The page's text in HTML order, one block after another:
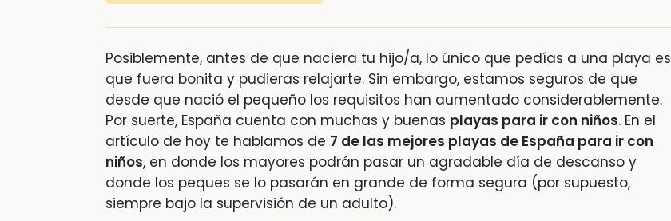
Posiblemente, antes de que naciera tu hijo/a, lo único que pedías a una playa es
que fuera bonita y pudieras relajarte. Sin embargo, estamos seguros de que
desde que nació el pequeño los requisitos han aumentado considerablemente.
Por suerte, España cuenta con muchas y buenas playas para ir con niños. En el
artículo de hoy te hablamos de 7 de las mejores playas de España para ir con
niños, en donde los mayores podrán pasar un agradable día de descanso y
donde los peques se lo pasarán en grande de forma segura (por supuesto,
siempre bajo la supervisión de un adulto).